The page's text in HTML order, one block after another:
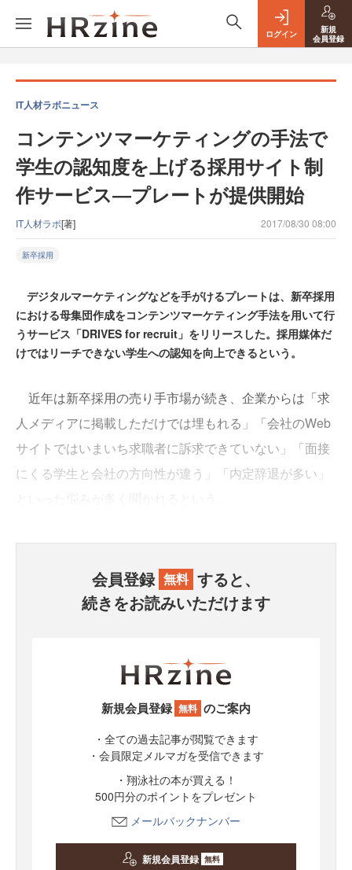
ログイン
新規
会員登録
IT人材ラボニュース
コンテンツマーケティングの手法で
学生の認知度を上げる採用サイト制
作サービス―プレートが提供開始
IT人材ラボ[著] 2017/08/30 08:00
新卒採用
デジタルマーケティングなどを手がけるプレートは、新卒採用
における母集団作成をコンテンツマーケティング手法を用いて行
うサービス「DRIVES for recruit」をリリースした。採用媒体だ
けではリーチできない学生への認知を向上できるという。
近年は新卒採用の売り手市場が続き、企業からは「求
人メディアに掲載しただけでは埋もれる」「会社のWeb
サイトではいまいち求職者に訴求できていない」「面接
にくる学生と会社の方向性が違う」「内定辞退が多い」
会員登録 無料 すると、
続きをお読みいただけます
新規会員登録 無料 のご案内
・全ての過去記事が閲覧できます
・会員限定メルマガを受信できます
・翔泳社の本が買える！
500円分のポイントをプレゼント
メールバックナンバー
新規会員登録 無料